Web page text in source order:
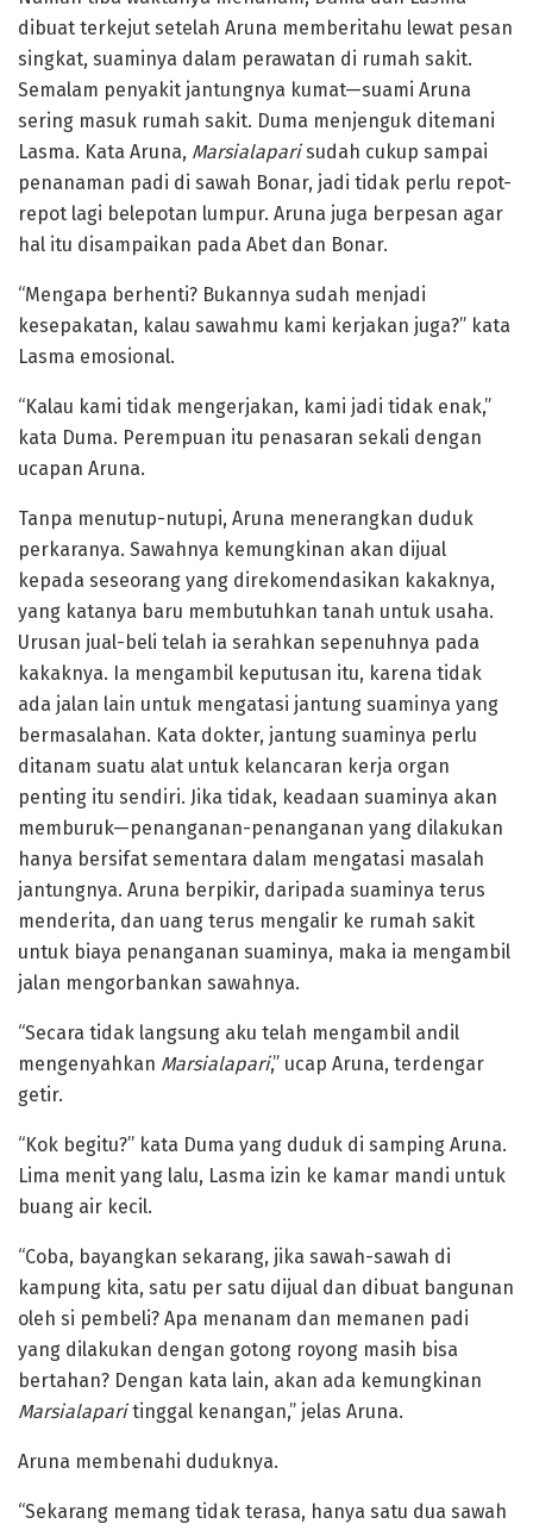
dibuat terkejut setelah Aruna memberitahu lewat pesan
singkat, suaminya dalam perawatan di rumah sakit.
Semalam penyakit jantungnya kumat—suami Aruna
sering masuk rumah sakit. Duma menjenguk ditemani
Lasma. Kata Aruna, Marsialaparisudah cukup sampai
penanaman padi di sawah Bonar, jadi tidak perlu repot-
repot lagi belepotan lumpur. Aruna juga berpesan agar
hal itu disampaikan pada Abet dan Bonar.
“Mengapa berhenti? Bukannya sudah menjadi
kesepakatan, kalau sawahmu kami kerjakan juga?” kata
Lasma emosional.
“Kalau kami tidak mengerjakan, kami jadi tidak enak,”
kata Duma. Perempuan itu penasaran sekali dengan
ucapan Aruna.
Tanpa menutup-nutupi, Aruna menerangkan duduk
perkaranya. Sawahnya kemungkinan akan dijual
kepada seseorang yang direkomendasikan kakaknya,
yang katanya baru membutuhkan tanah untuk usaha.
Urusan jual-beli telah ia serahkan sepenuhnya pada
kakaknya. Ia mengambil keputusan itu, karena tidak
ada jalan lain untuk mengatasi jantung suaminya yang
bermasalahan. Kata dokter, jantung suaminya perlu
ditanam suatu alat untuk kelancaran kerja organ
penting itu sendiri. Jika tidak, keadaan suaminya akan
memburuk—penanganan-penanganan yang dilakukan
hanya bersifat sementara dalam mengatasi masalah
jantungnya. Aruna berpikir, daripada suaminya terus
menderita, dan uang terus mengalir ke rumah sakit
untuk biaya penanganan suaminya, maka ia mengambil
jalan mengorbankan sawahnya.
“Secara tidak langsung aku telah mengambil andil
mengenyahkan Marsialapari,” ucap Aruna, terdengar
getir.
“Kok begitu?” kata Duma yang duduk di samping Aruna.
Lima menit yang lalu, Lasma izin ke kamar mandi untuk
buang air kecil.
“Coba, bayangkan sekarang, jika sawah-sawah di
kampung kita, satu per satu dijual dan dibuat bangunan
oleh si pembeli? Apa menanam dan memanen padi
yang dilakukan dengan gotong royong masih bisa
bertahan? Dengan kata lain, akan ada kemungkinan
Marsialaparitinggal kenangan,” jelas Aruna.
Aruna membenahi duduknya.
“Sekarang memang tidak terasa, hanya satu dua sawah